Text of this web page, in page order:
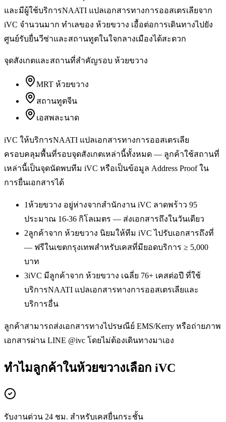
และมีผู้ใช้บริการNAATI แปลเอกสารทางการออสเตรเลียจาก
iVC จำนวนมาก ทำเลของ ห้วยขวาง เอื้อต่อการเดินทางไปยัง
ศูนย์รับยื่นวีซ่าและสถานทูตในใจกลางเมืองได้สะดวก
จุดสังเกตและสถานที่สำคัญรอบ ห้วยขวาง
MRT ห้วยขวาง
สถานทูตจีน
เอสพละนาด
iVC ให้บริการNAATI แปลเอกสารทางการออสเตรเลีย
ครอบคลุมพื้นที่รอบจุดสังเกตเหล่านี้ทั้งหมด — ลูกค้าใช้สถานที่
เหล่านี้เป็นจุดนัดพบทีม iVC หรือเป็นข้อมูล Address Proof ใน
การยื่นเอกสารได้
1ห้วยขวาง อยู่ห่างจากสำนักงาน iVC ลาดพร้าว 95
ประมาณ 16-36 กิโลเมตร — ส่งเอกสารถึงในวันเดียว
2ลูกค้าจาก ห้วยขวาง นิยมให้ทีม iVC ไปรับเอกสารถึงที่
— ฟรีในเขตกรุงเทพสำหรับเคสที่มียอดบริการ ≥ 5,000
บาท
3iVC มีลูกค้าจาก ห้วยขวาง เฉลี่ย 76+ เคสต่อปี ที่ใช้
บริการNAATI แปลเอกสารทางการออสเตรเลียและ
บริการอื่น
ลูกค้าสามารถส่งเอกสารทางไปรษณีย์ EMS/Kerry หรือถ่ายภาพ
เอกสารผ่าน LINE @ivc โดยไม่ต้องเดินทางมาเอง
ทำไมลูกค้าในห้วยขวางเลือก iVC
รับงานด่วน 24 ชม. สำหรับเคสยื่นกระชั้น